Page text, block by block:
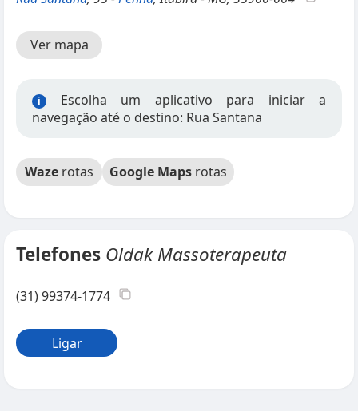
Ver mapa
i
Escolha um aplicativo para iniciar a
navegação até o destino: Rua Santana
Waze rotas Google Maps rotas
Telefones Oldak Massoterapeuta
(31) 99374-1774
Ligar